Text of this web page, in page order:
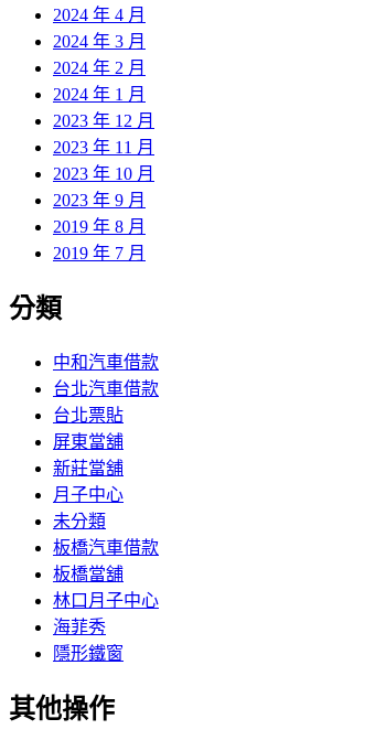
2024 年 4 月
2024 年 3 月
2024 年 2 月
2024 年 1 月
2023 年 12 月
2023 年 11 月
2023 年 10 月
2023 年 9 月
2019 年 8 月
2019 年 7 月
分類
中和汽車借款
台北汽車借款
台北票貼
屏東當舖
新莊當舖
月子中心
未分類
板橋汽車借款
板橋當舖
林口月子中心
海菲秀
隱形鐵窗
其他操作